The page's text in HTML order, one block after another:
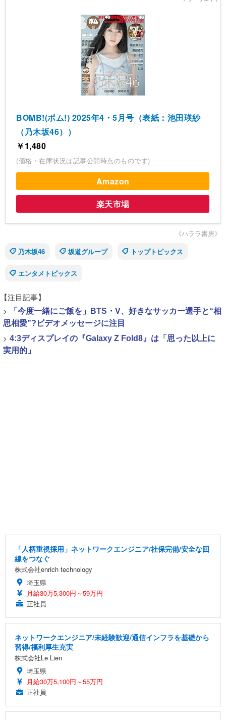
BOMB!(ボム!) 2025年4・5月号（表紙：池田瑛紗
（乃木坂46））
￥1,480
(価格・在庫状況は記事公開時点のものです)
Amazon
楽天市場
《ハララ書房》
乃木坂46
坂道グループ トップトピックス
エンタメトピックス
【注目記事】
>
「今度一緒にご飯を」BTS・V、好きなサッカー選手と“相
思相愛”?ビデオメッセージに注目
> 4:3ディスプレイの『Galaxy Z Fold8』は「思った以上に
実用的」
「人柄重視採用」ネットワークエンジニア/社保完備/安全な回
線をつなぐ
株式会社enrich technology
埼玉県
月給30万5,300円～59万円
正社員
ネットワークエンジニア/未経験歓迎/通信インフラを基礎から
習得/福利厚生充実
株式会社Le Lien
埼玉県
月給30万5,100円～55万円
正社員